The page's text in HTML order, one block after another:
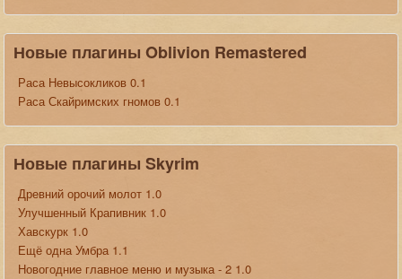
Новые плагины Oblivion Remastered
Раса Невысокликов 0.1
Раса Скайримских гномов 0.1
Новые плагины Skyrim
Древний орочий молот 1.0
Улучшенный Крапивник 1.0
Хавскурк 1.0
Ещё одна Умбра 1.1
Новогодние главное меню и музыка - 2 1.0